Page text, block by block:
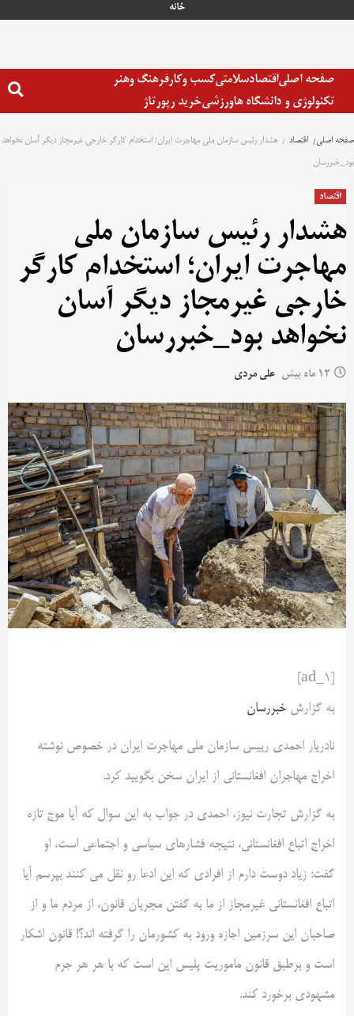
خانه
صفحه اصلیاقتصادسلامتیکسب وکارفرهنگ وهنر
تکنولوژی و دانشگاه هاورزشیخرید رپورتاژ
صفحه اصلی اقتصاد
هشدار رئیس سازمان ملی مهاجرت ایران؛ استخدام کارگر خارجی غیرمجاز دیگر آسان نخواهد
بود_خبررسان
اقتصاد
هشدار رئیس سازمان ملی
مهاجرت ایران؛ استخدام کارگر
خارجی غیرمجاز دیگر آسان
نخواهد بود_خبررسان
12 ماه پیش علی مردی
به گزارش خبررسان
نادریار احمدی رییس سازمان ملی مهاجرت ایران در خصوص نوشته
اخراج مهاجران افغانستانی از ایران سخن بگویید کرد.
به گزارش تجارت نیوز، احمدی در جواب به این سوال که آیا موج تازه
اخراج اتباع افغانستانی، نتیجه فشارهای سیاسی و اجتماعی است، او
گفت: زیاد دوست دارم از افرادی که این ادعا رو نقل می کنند بپرسم آیا
اتباع افغانستانی غیرمجاز از ما به گفتن مجریان قانون، از مردم ما و از
صاحبان این سرزمین اجازه ورود به کشورمان را گرفته اند؟! قانون اشکار
است و برطبق قانون ماموریت پلیس این است که با هر هر جرم
مشهودی برخورد کند.